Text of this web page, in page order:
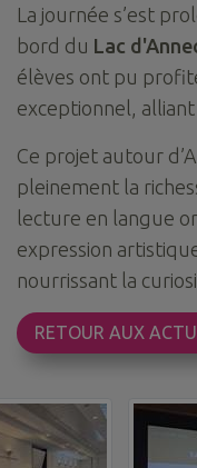
La journée s’est
bord du Lac
élèves ont pu
exceptionnel,
Ce projet autour
pleinement la
lecture en langue
expression
nourrissant la
RETOUR AUX